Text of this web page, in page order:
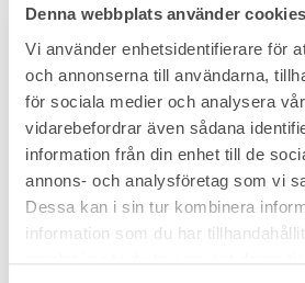
Denna webbplats använder cookies
Vi använder enhetsidentifierare för
och annonserna till användarna,
för sociala medier och analysera
vidarebefordrar även sådana
information från din enhet till de
annons- och analysföretag som vi
Dessa kan i sin tur kombinera
information som du har